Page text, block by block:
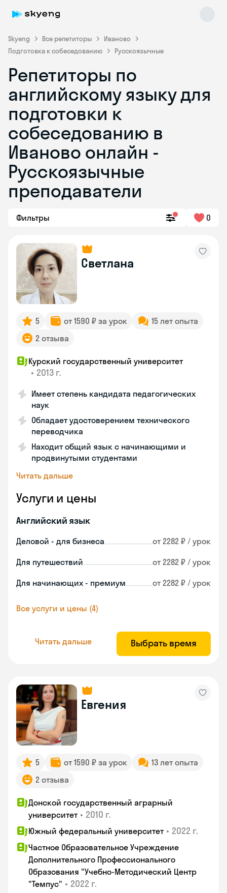
Skyeng Все репетиторы
Иваново
Подготовка к собеседованию
Русскоязычные
Репетиторы по
английскому языку для
подготовки к
собеседованию в
Иваново онлайн -
Русскоязычные
преподаватели
Фильтры 0
Светлана
5 от 1590 ₽ за урок
15 лет опыта
2 отзыва
Курский государственный университет
• 2013 г.
Имеет степень кандидата педагогических
наук
Обладает удостоверением технического
переводчика
Находит общий язык с начинающими и
продвинутыми студентами
Читать дальше
Услуги и цены
Английский язык
Деловой - для бизнеса от 2282 ₽ / урок
Для путешествий от 2282 ₽ / урок
Для начинающих - премиум от 2282 ₽ / урок
Все услуги и цены (4)
Читать дальше Выбрать время
Евгения
5 от 1590 ₽ за урок
13 лет опыта
2 отзыва
Донской государственный аграрный
университет • 2010 г.
Южный федеральный университет • 2022 г.
Частное Образовательное Учреждение
Дополнительного Профессионального
Образования "Учебно-Методический Центр
"Темпус" • 2022 г.
Skyeng Chat